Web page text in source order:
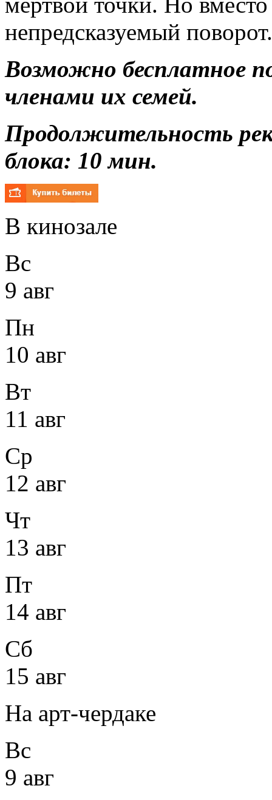
непредсказуемый поворот.
Возможно бесплатное
членами их семей.
Продолжительность
блока: 10 мин.
В кинозале
Вс
9 авг
Пн
10 авг
Вт
11 авг
Ср
12 авг
Чт
13 авг
Пт
14 авг
Сб
15 авг
На арт-чердаке
Вс
9 авг